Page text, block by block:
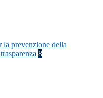
la prevenzione della
8